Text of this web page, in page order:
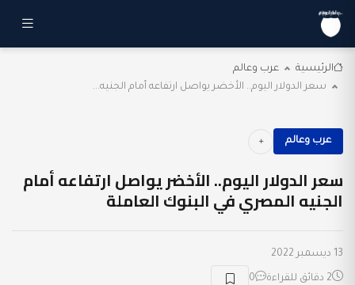
الرئيسية
عرب وعالم
سعر الدولار اليوم.. الأخضر يواصل ارتفاعه أمام الجنيه...
عرب وعالم
سعر الدولار اليوم.. الأخضر يواصل ارتفاعه أمام
الجنيه المصري في البنوك العاملة
13 ديسمبر 2022
2 دقائق للقراءة 0